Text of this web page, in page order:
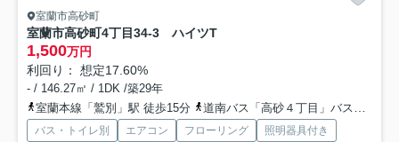
室蘭市高砂町
室蘭市高砂町4丁目34-3 ハイツT
1,500万円
利回り： 想定17.60%
- / 146.27㎡ / 1DK /築29年
室蘭本線「鷲別」駅 徒歩15分
道南バス「高砂４丁目」バス停下車 徒歩1分
バス・トイレ別 エアコン フローリング
照明器具付き